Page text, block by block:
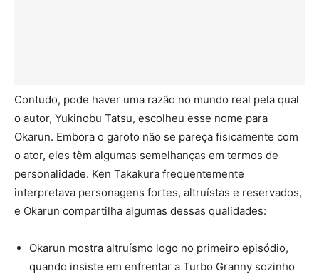
Contudo, pode haver uma razão no mundo real pela qual
o autor, Yukinobu Tatsu, escolheu esse nome para
Okarun. Embora o garoto não se pareça fisicamente com
o ator, eles têm algumas semelhanças em termos de
personalidade. Ken Takakura frequentemente
interpretava personagens fortes, altruístas e reservados,
e Okarun compartilha algumas dessas qualidades:
Okarun mostra altruísmo logo no primeiro episódio,
quando insiste em enfrentar a Turbo Granny sozinho